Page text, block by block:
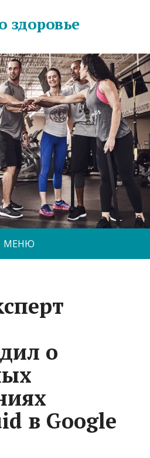
здоровье
МЕНЮ
о
в Google